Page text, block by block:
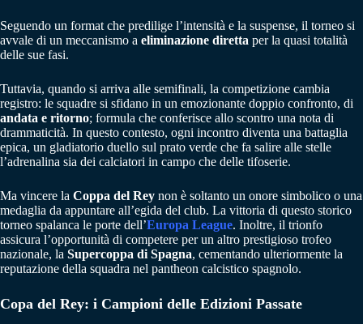
Seguendo un format che predilige l’intensità e la suspense, il torneo si
avvale di un meccanismo a eliminazione diretta per la quasi totalità
delle sue fasi.
Tuttavia, quando si arriva alle semifinali, la competizione cambia
registro: le squadre si sfidano in un emozionante doppio confronto, di
andata e ritorno; formula che conferisce allo scontro una nota di
drammaticità. In questo contesto, ogni incontro diventa una battaglia
epica, un gladiatorio duello sul prato verde che fa salire alle stelle
l’adrenalina sia dei calciatori in campo che delle tifoserie.
Ma vincere la Coppa del Rey non è soltanto un onore simbolico o una
medaglia da appuntare all’egida del club. La vittoria di questo storico
torneo spalanca le porte dell’Europa League. Inoltre, il trionfo
assicura l’opportunità di competere per un altro prestigioso trofeo
nazionale, la Supercoppa di Spagna, cementando ulteriormente la
reputazione della squadra nel pantheon calcistico spagnolo.
Copa del Rey: i Campioni delle Edizioni Passate